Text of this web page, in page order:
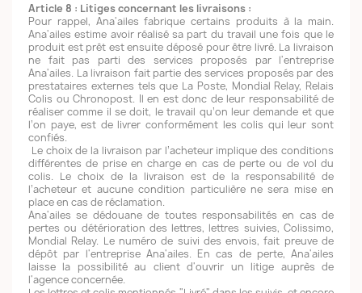
Article 8 : Litiges concernant les livraisons :
Pour rappel, Ana'ailes fabrique certains produits à la main.
Ana'ailes estime avoir réalisé sa part du travail une fois que le
produit est prêt est ensuite déposé pour être livré. La livraison
ne fait pas parti des services proposés par l'entreprise
Ana'ailes. La livraison fait partie des services proposés par des
prestataires externes tels que La Poste, Mondial Relay, Relais
Colis ou Chronopost. Il en est donc de leur responsabilité de
réaliser comme il se doit, le travail qu’on leur demande et que
l’on paye, est de livrer conformément les colis qui leur sont
confiés.
Le choix de la livraison par l’acheteur implique des conditions
différentes de prise en charge en cas de perte ou de vol du
colis. Le choix de la livraison est de la responsabilité de
l’acheteur et aucune condition particulière ne sera mise en
place en cas de réclamation.
Ana'ailes se dédouane de toutes responsabilités en cas de
pertes ou détérioration des lettres, lettres suivies, Colissimo,
Mondial Relay. Le numéro de suivi des envois, fait preuve de
dépôt par l'entreprise Ana'ailes. En cas de perte, Ana'ailes
laisse la possibilité au client d'ouvrir un litige auprès de
l'agence concernée.